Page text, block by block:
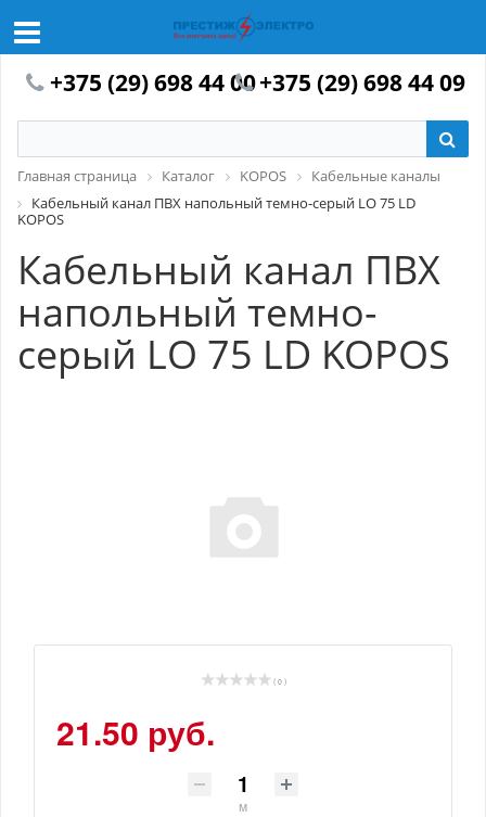
+375 (29) 698 44 00+375 (29) 698 44 09
Главная страница Каталог KOPOS
Кабельные каналы
Кабельный канал ПВХ напольный темно-серый LО 75 LD
KOPOS
Кабельный канал ПВХ
напольный темно-
серый LО 75 LD KOPOS
( 0 )
21.50 руб.
м